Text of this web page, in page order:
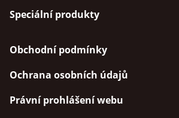
Speciální produkty
Obchodní podmínky
Ochrana osobních údajů
Právní prohlášení webu